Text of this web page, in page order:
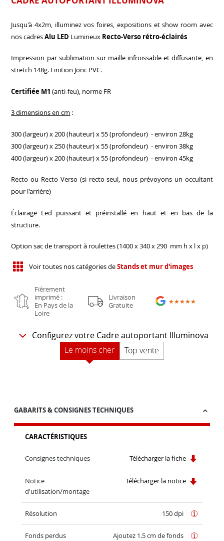
Jusqu'à 4x2m, illuminez vos foires, expositions et show room avec
nos cadresAlu LED Lumineux Recto-Verso rétro-éclairés
Impression par sublimation sur maille infroissable et diffusante, en
stretch 148g. Finition Jonc PVC.
Certifiée M1 (anti-feu), norme FR
3 dimensions en cm :
300 (largeur) x 200 (hauteur) x 55 (profondeur) - environ 28kg
300 (largeur) x 250 (hauteur) x 55 (profondeur) - environ 38kg
400 (largeur) x 200 (hauteur) x 55 (profondeur) - environ 45kg
Recto ou Recto Verso (si recto seul, nous prévoyons un occultant
pour l'arrière)
Éclairage Led puissant et préinstallé en haut et en bas de la
structure.
Option sac de transport à roulettes (1400 x 340 x 290 mm h x l x p)
Voir toutes nos catégories deStands et mur d'images
Fièrement
imprimé :
En Pays de la
Loire
Livraison
Gratuite
★★★★★
★★★★★
Configurez votre Cadre autoportant Illuminova
Le moins cher
Top vente
GABARITS & CONSIGNES TECHNIQUES
CARACTÉRISTIQUES
Consignes techniques Télécharger la fiche
Notice
d'utilisation/montage
Télécharger la notice
Résolution 150 dpi
Fonds perdus
Ajoutez 1.5 cm de fonds